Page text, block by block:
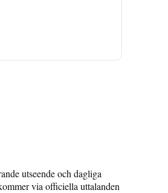
utseende och dagliga
via officiella uttalanden